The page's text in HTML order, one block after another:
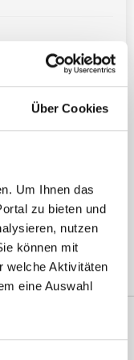
Über Cookies
Um Ihnen das
zu bieten und
nutzen
können mit
welche Aktivitäten
eine Auswahl
in Ihrer
Münster|Neu-Ulm
|Waren|Wiesbaden|